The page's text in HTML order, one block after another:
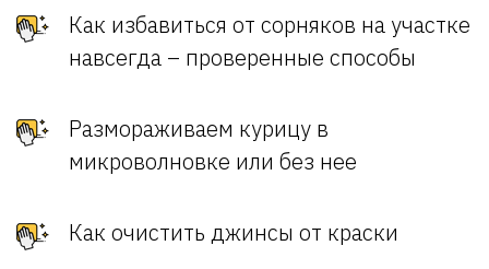
Как избавиться от сорняков на участке
навсегда – проверенные способы
Размораживаем курицу в
микроволновке или без нее
Как очистить джинсы от краски